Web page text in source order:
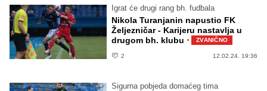
Igrat će drugi rang bh. fudbala
Nikola Turanjanin napustio FK
Željezničar - Karijeru nastavlja u
drugom bh. klubu · ZVANIČNO
2 12.02.24. 19:36
Sigurna pobjeda domaćeg tima